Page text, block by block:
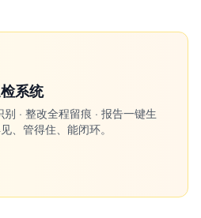
系统
· 整改全程留痕 · 报告一键生
、管得住、能闭环。